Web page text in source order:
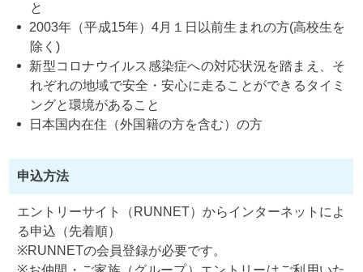
と
2003年（平成15年）4月１日以前生まれの方(高校生を
除く)
新型コロナウイルス感染症への対応状況を踏まえ、そ
れぞれの地域で安全・安心に走ることができるタイミ
ングと環境があること
日本国内在住（外国籍の方を含む）の方
申込方法
エントリーサイト（RUNNET）からインターネットによ
る申込（先着順）
RUNNETの会員登録が必要です。